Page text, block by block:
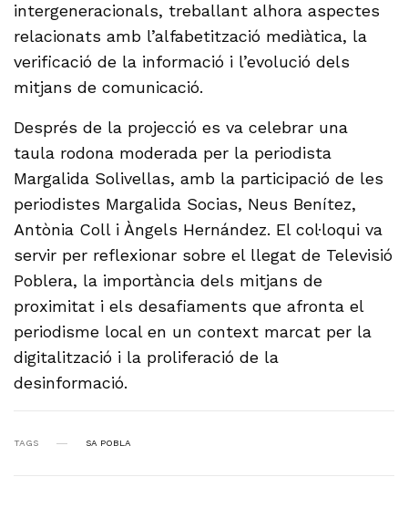
intergeneracionals, treballant alhora aspectes
relacionats amb l’alfabetització mediàtica, la
verificació de la informació i l’evolució dels
mitjans de comunicació.
Després de la projecció es va celebrar una
taula rodona moderada per la periodista
Margalida Solivellas, amb la participació de les
periodistes Margalida Socias, Neus Benítez,
Antònia Coll i Àngels Hernández. El col·loqui va
servir per reflexionar sobre el llegat de Televisió
Poblera, la importància dels mitjans de
proximitat i els desafiaments que afronta el
periodisme local en un context marcat per la
digitalització i la proliferació de la
desinformació.
TAGS SA POBLA